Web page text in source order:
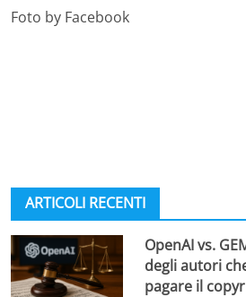
Foto by Facebook
ARTICOLI RECENTI
OpenAI vs.
degli autori
pagare il